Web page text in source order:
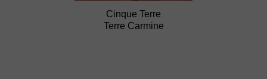
Cinque Terre
Terre Carmine